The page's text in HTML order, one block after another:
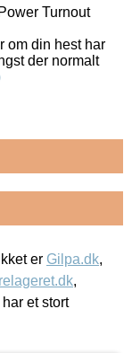
Turnout
om din hest har
der normalt
er Gilpa.dk,
,
et stort